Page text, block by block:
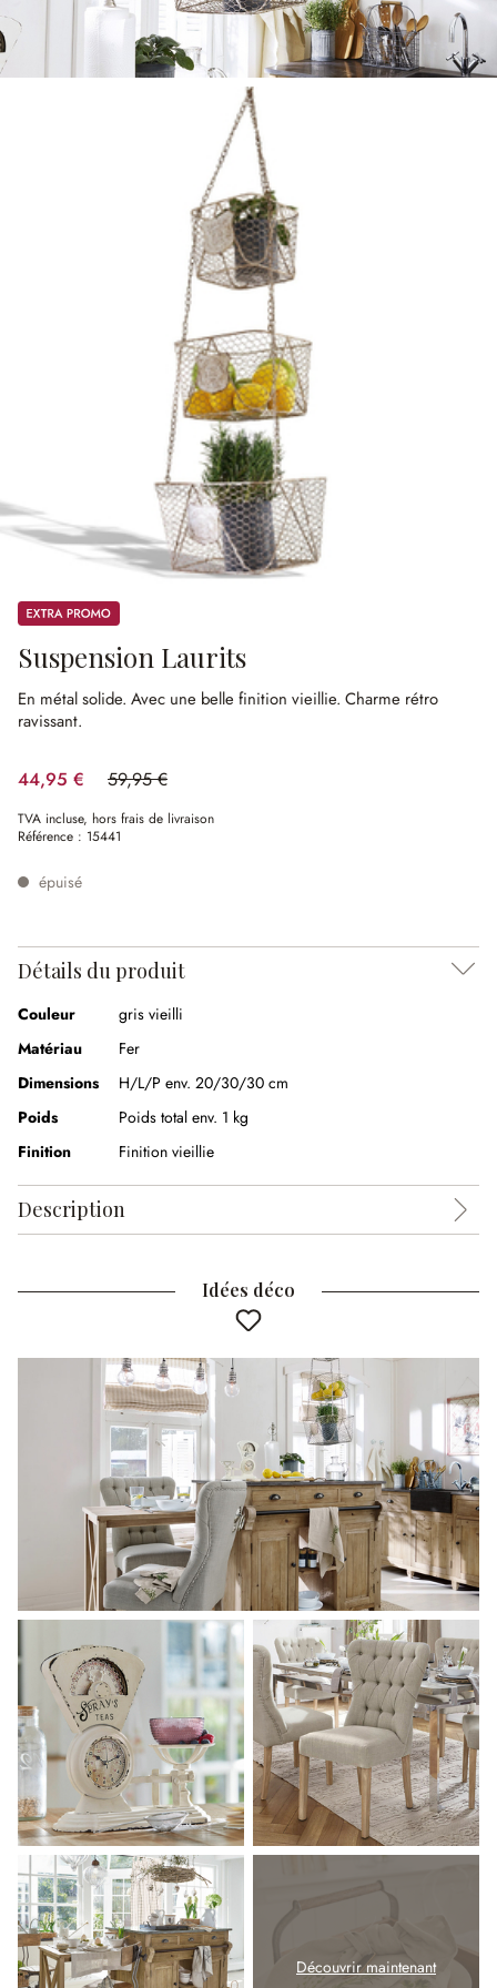
Promos
Suspension Laurits
En métal solide. Avec une belle finition vieillie. Charme rétro
ravissant.
44,95 € 59,95 €
(25.02%spared)
TVA incluse, hors frais de livraison
Référence : 15441
épuisé
Détails du produit
Couleur
gris vieilli
Matériau
Fer
Dimensions
H/L/P env. 20/30/30 cm
Poids
Poids total env. 1 kg
Finition
Finition vieillie
Description
Idées déco
Découvrir maintenant